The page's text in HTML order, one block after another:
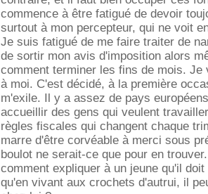
commence à être fatigué de devoir
surtout à mon percepteur, qui ne voit
Je suis fatigué de me faire traiter de
de sortir mon avis d'imposition alors
comment terminer les fins de mois. Je
à moi. C'est décidé, à la première
m'exile. Il y a assez de pays
accueillir des gens qui veulent
règles fiscales qui changent chaque
marre d'être corvéable à merci sous
boulot ne serait-ce que pour en
comment expliquer à un jeune qu'il
qu'en vivant aux crochets d'autrui, il